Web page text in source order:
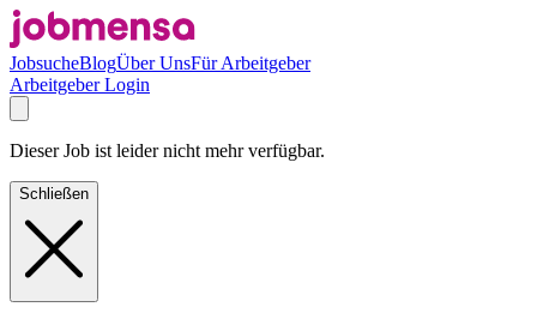
JobsucheBlogÜber UnsFür Arbeitgeber
Arbeitgeber Login
Dieser Job ist leider nicht mehr verfügbar.
Schließen